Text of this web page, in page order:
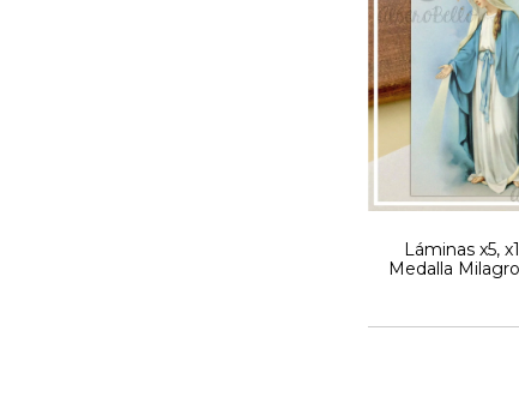
Láminas x5,
Medalla